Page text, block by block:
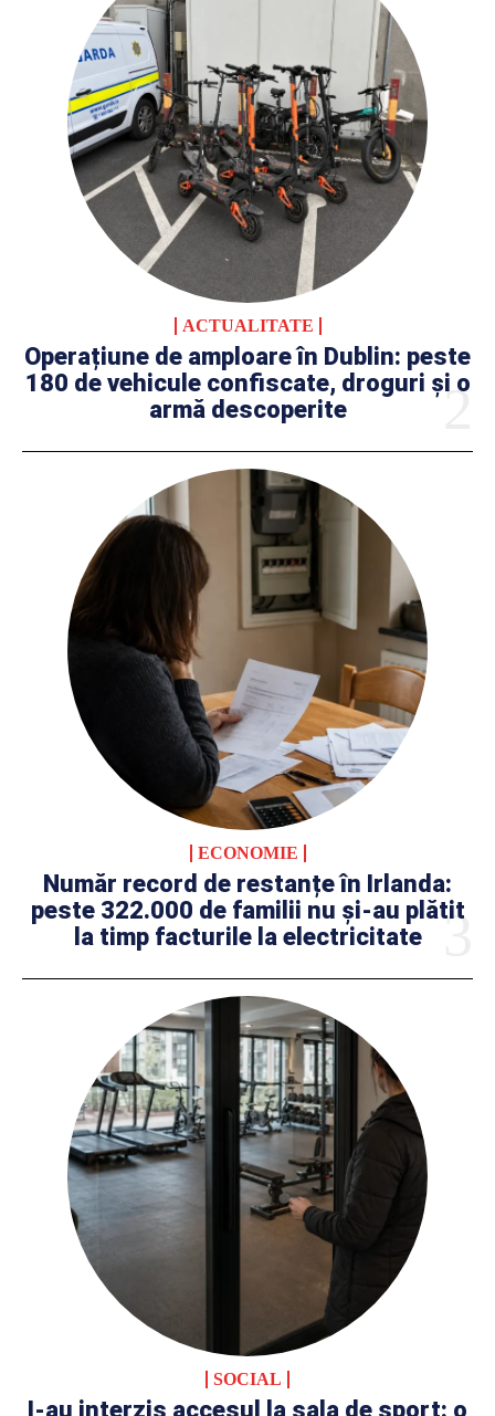
ACTUALITATE
Operațiune de amploare în Dublin: peste
180 de vehicule confiscate, droguri și o
armă descoperite
ECONOMIE
Număr record de restanțe în Irlanda:
peste 322.000 de familii nu și-au plătit
la timp facturile la electricitate
SOCIAL
I-au interzis accesul la sala de sport: o